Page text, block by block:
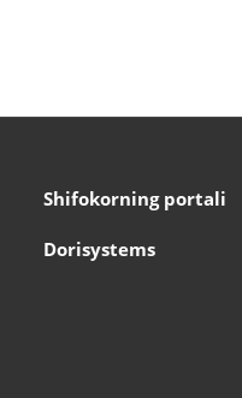
Shifokorning portali
Dorisystems